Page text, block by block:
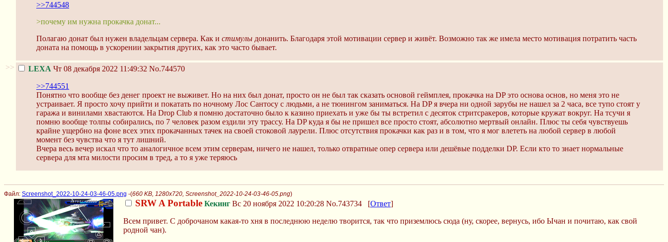
>>744548
>почему им нужна прокачка донат...
Полагаю донат был нужен владельцам сервера. Как и стимулы донанить. Благодаря этой мотивации сервер и живёт. Возможно так же имела место мотивация потратить часть
доната на помощь в ускорении закрытия других, как это часто бывает.
>> LEXA Чт 08 декабря 2022 11:49:32 No.744570
>>744551
Понятно что вообще без денег проект не выживет. Но на них был донат, просто он не был так сказать основой геймплея, прокачка на DP это основа основ, но меня это не
устраивает. Я просто хочу прийти и покатать по ночному Лос Сантосу с людьми, а не тюнингом заниматься. На DP я вчера ни одной зарубы не нашел за 2 часа, все тупо стоят у
гаража и винилами хвастаются. На Drop Club я помню достаточно было к казино приехать и уже бы ты встретил с десяток стритсракеров, которые кружат вокруг. На тсучи я
помню вообще толпы собирались, по 7 человек разом ездили эту трассу. На DP куда я бы не пришел все просто стоят, абсолютно мертвый онлайн. Плюс ты себя чувствуешь
крайне ущербно на фоне всех этих прокачанных тачек на своей стоковой лаурели. Плюс отсутствия прокачки как раз и в том, что я мог влететь на любой сервер в любой
момент без чувства что я тут лишний.
Вчера весь вечер искал что то аналогичное всем этим серверам, ничего не нашел, только отвратные опер сервера или дешёвые подделки DP. Если кто то знает нормальные
сервера для мта милости просим в тред, а то я уже теряюсь
Файл: Screenshot_2022-10-24-03-46-05.png -(660 KB, 1280x720, Screenshot_2022-10-24-03-46-05.png)
SRW A Portable Кекинг Вс 20 ноября 2022 10:20:28 No.743734 [Ответ]
Всем привет. С доброчаном какая-то хня в последнюю неделю творится, так что приземлюсь сюда (ну, скорее, вернусь, ибо Ычан и почитаю, как свой
родной чан).